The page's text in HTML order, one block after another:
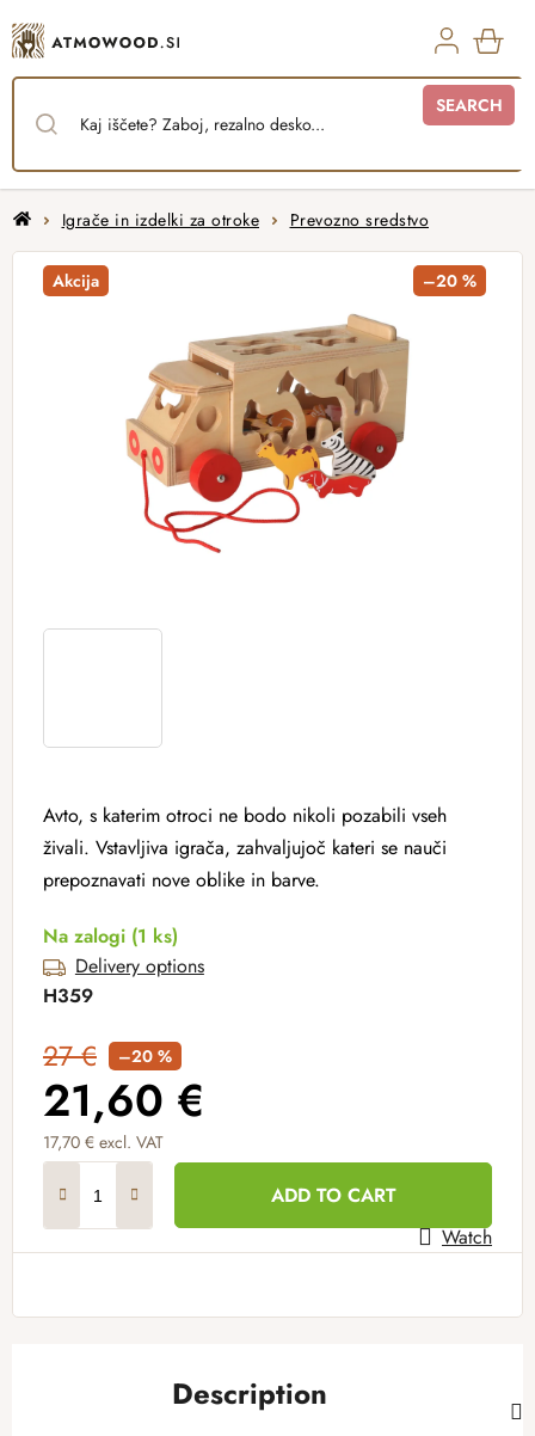
to
content
SEARCH
HomeIgrače in izdelki za otroke Prevozno sredstvo
Avto, s katerim otroci ne bodo nikoli pozabili vseh
živali. Vstavljiva igrača, zahvaljujoč kateri se nauči
prepoznavati nove oblike in barve.
Na zalogi (1 ks)
Delivery options
H359
27 € –20 %
21,60 €
17,70 € excl. VAT
ADD TO CART
Watch
Akcija –20 %
Description